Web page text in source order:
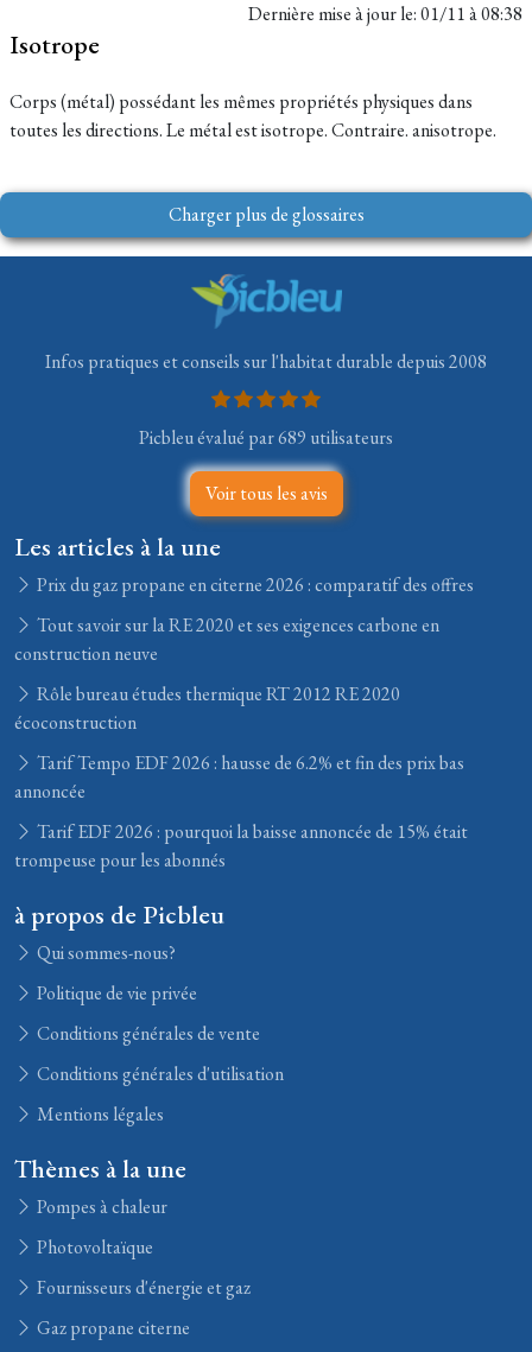
Dernière mise à jour le:01/11 à 08:38
Isotrope
Corps (métal) possédant les mêmes propriétés physiques dans
toutes les directions. Le métal est isotrope. Contraire. anisotrope.
Charger plus de glossaires
Infos pratiques et conseils sur l'habitat durable depuis 2008
Picbleu évalué par 689 utilisateurs
Voir tous les avis
Les articles à la une
Prix du gaz propane en citerne 2026 : comparatif des offres
Tout savoir sur la RE 2020 et ses exigences carbone en
construction neuve
Rôle bureau études thermique RT 2012 RE 2020
écoconstruction
Tarif Tempo EDF 2026 : hausse de 6.2% et fin des prix bas
annoncée
Tarif EDF 2026 : pourquoi la baisse annoncée de 15% était
trompeuse pour les abonnés
à propos de Picbleu
Qui sommes-nous?
Politique de vie privée
Conditions générales de vente
Conditions générales d'utilisation
Mentions légales
Thèmes à la une
Pompes à chaleur
Photovoltaïque
Fournisseurs d'énergie et gaz
Gaz propane citerne